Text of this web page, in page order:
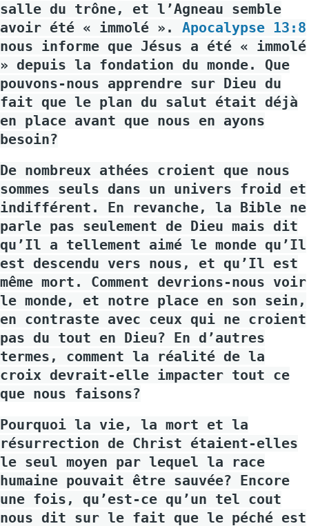
salle du trône, et l’Agneau semble
avoir été « immolé ». Apocalypse 13:8
nous informe que Jésus a été « immolé
» depuis la fondation du monde. Que
pouvons-nous apprendre sur Dieu du
fait que le plan du salut était déjà
en place avant que nous en ayons
besoin?
De nombreux athées croient que nous
sommes seuls dans un univers froid et
indifférent. En revanche, la Bible ne
parle pas seulement de Dieu mais dit
qu’Il a tellement aimé le monde qu’Il
est descendu vers nous, et qu’Il est
même mort. Comment devrions-nous voir
le monde, et notre place en son sein,
en contraste avec ceux qui ne croient
pas du tout en Dieu? En d’autres
termes, comment la réalité de la
croix devrait-elle impacter tout ce
que nous faisons?
Pourquoi la vie, la mort et la
résurrection de Christ étaient-elles
le seul moyen par lequel la race
humaine pouvait être sauvée? Encore
une fois, qu’est-ce qu’un tel cout
nous dit sur le fait que le péché est